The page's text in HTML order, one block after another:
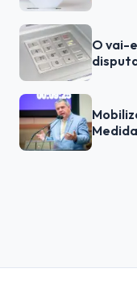
O vai-